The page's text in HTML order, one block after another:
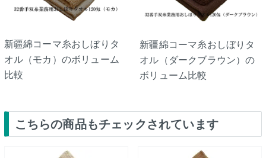
新疆綿コーマ糸おしぼりタ
オル（モカ）のボリューム
比較
新疆綿コーマ糸おしぼりタ
オル（ダークブラウン）の
ボリューム比較
こちらの商品もチェックされています